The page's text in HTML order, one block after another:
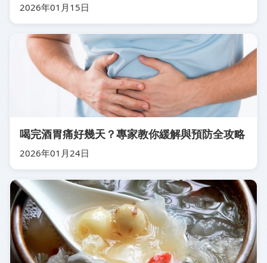
2026年01月15日
喝完酒胃痛好幾天？專家教你緩解與預防全攻略
2026年01月24日